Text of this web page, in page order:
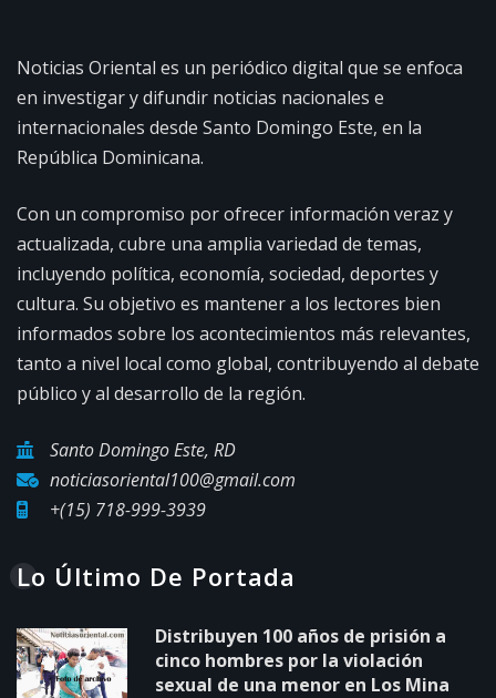
Noticias Oriental es un periódico digital que se enfoca
en investigar y difundir noticias nacionales e
internacionales desde Santo Domingo Este, en la
República Dominicana.
Con un compromiso por ofrecer información veraz y
actualizada, cubre una amplia variedad de temas,
incluyendo política, economía, sociedad, deportes y
cultura. Su objetivo es mantener a los lectores bien
informados sobre los acontecimientos más relevantes,
tanto a nivel local como global, contribuyendo al debate
público y al desarrollo de la región.
Santo Domingo Este, RD
noticiasoriental100@gmail.com
+(15) 718-999-3939
Lo Último De Portada
Distribuyen 100 años de prisión a
cinco hombres por la violación
sexual de una menor en Los Mina